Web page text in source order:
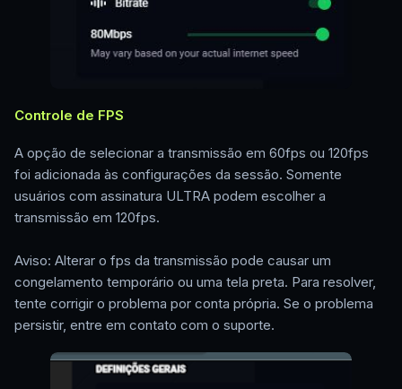
Controle de FPS
A opção de selecionar a transmissão em 60fps ou 120fps
foi adicionada às configurações da sessão. Somente
usuários com assinatura ULTRA podem escolher a
transmissão em 120fps.
Aviso: Alterar o fps da transmissão pode causar um
congelamento temporário ou uma tela preta. Para resolver,
tente corrigir o problema por conta própria. Se o problema
persistir, entre em contato com o suporte.